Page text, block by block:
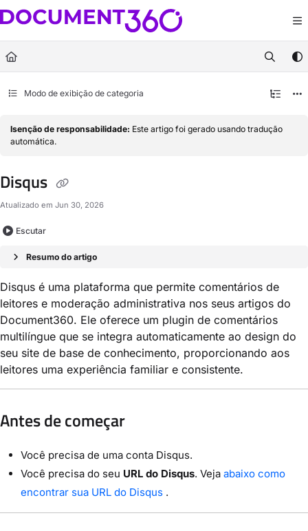
Documentation Index
Fetch the complete documentation index at:https://docs.document360.com/
Use this file to discover all available pages before exploring further.
Modo de exibição de categoria
Isenção de responsabilidade: Este artigo foi gerado usando tradução
automática.
Disqus
Atualizado em Jun 30, 2026
Escutar
Resumo do artigo
Disqus é uma plataforma que permite comentários de
leitores e moderação administrativa nos seus artigos do
Document360. Ele oferece um plugin de comentários
multilíngue que se integra automaticamente ao design do
seu site de base de conhecimento, proporcionando aos
leitores uma experiência familiar e consistente.
Antes de começar
Você precisa de uma conta Disqus.
Você precisa do seu URL do Disqus. Veja abaixo como
encontrar sua URL do Disqus .